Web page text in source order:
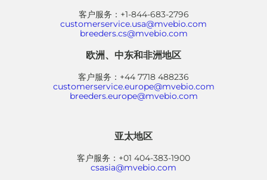
客户服务：+1-844-683-2796
customerservice.usa@mvebio.com
breeders.cs@mvebio.com
欧洲、中东和非洲地区
客户服务：+44 7718 488236
customerservice.europe@mvebio.com
breeders.europe@mvebio.com
亚太地区
客户服务：+01 404-383-1900
csasia@mvebio.com